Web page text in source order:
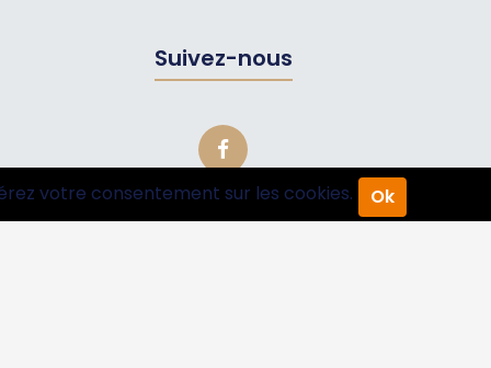
Suivez-nous
votre consentement sur les cookies. Ok